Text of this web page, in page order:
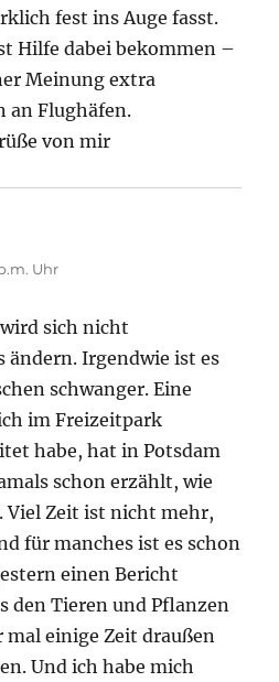
fest ins Auge fasst.
Hilfe dabei bekommen –
Meinung extra
an Flughäfen.
von mir
Uhr
sich nicht
ändern. Irgendwie ist es
schwanger. Eine
im Freizeitpark
habe, hat in Potsdam
schon erzählt, wie
Viel Zeit ist nicht mehr,
für manches ist es schon
einen Bericht
den Tieren und Pflanzen
mal einige Zeit draußen
Und ich habe mich